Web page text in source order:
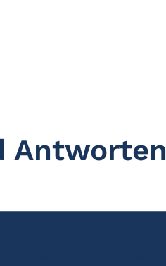
Antworten